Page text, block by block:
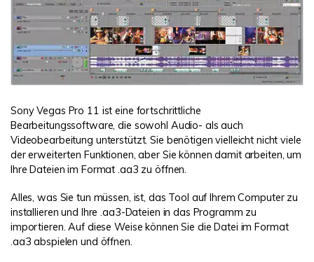
Sony Vegas Pro 11 ist eine fortschrittliche
Bearbeitungssoftware, die sowohl Audio- als auch
Videobearbeitung unterstützt. Sie benötigen vielleicht nicht viele
der erweiterten Funktionen, aber Sie können damit arbeiten, um
Ihre Dateien im Format .aa3 zu öffnen.
Alles, was Sie tun müssen, ist, das Tool auf Ihrem Computer zu
installieren und Ihre .aa3-Dateien in das Programm zu
importieren. Auf diese Weise können Sie die Datei im Format
.aa3 abspielen und öffnen.